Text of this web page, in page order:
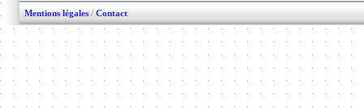
Mentions légales / Contact